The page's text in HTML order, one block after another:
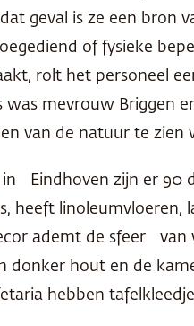
geval is ze een
of fysieke
rolt het personeel
mevrouw Briggen
van de natuur te zien
Eindhoven zijn er 90
heeft
ademt de sfeer
donker hout en de
hebben